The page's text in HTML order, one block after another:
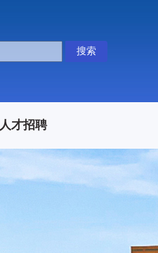
搜索
人才招聘